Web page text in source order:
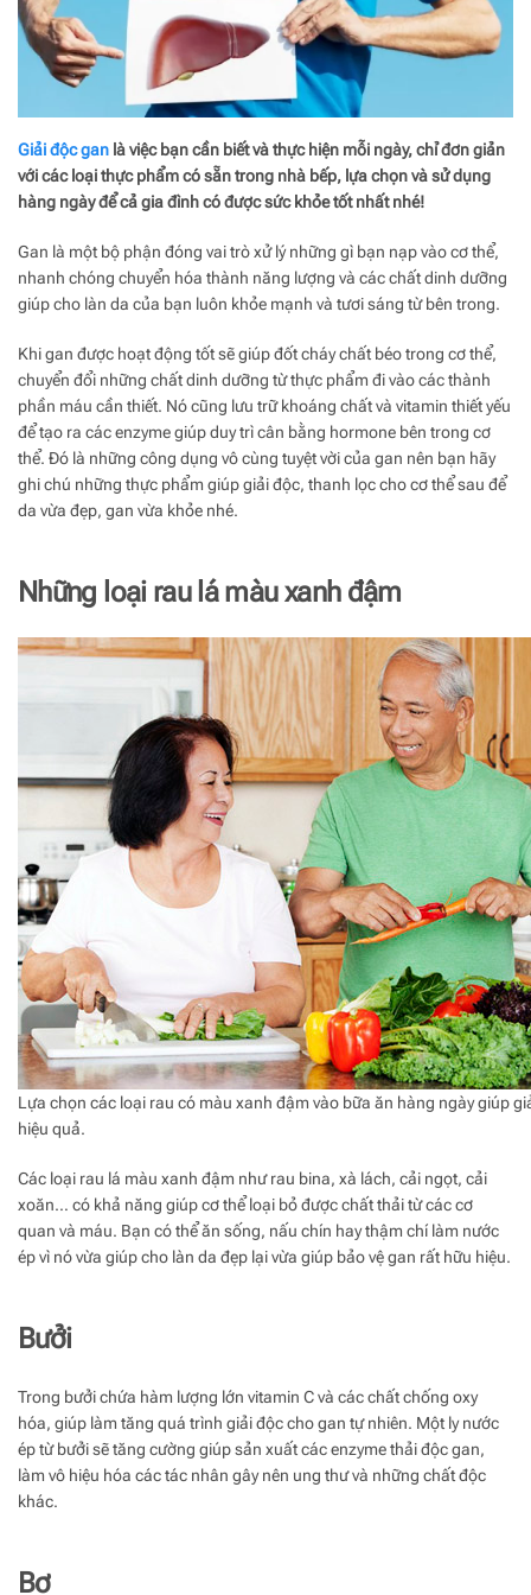
Giải độc gan là việc bạn cần biết và thực hiện mỗi ngày, chỉ đơn giản
với các loại thực phẩm có sẵn trong nhà bếp, lựa chọn và sử dụng
hàng ngày để cả gia đình có được sức khỏe tốt nhất nhé!
Gan là một bộ phận đóng vai trò xử lý những gì bạn nạp vào cơ thể,
nhanh chóng chuyển hóa thành năng lượng và các chất dinh dưỡng
giúp cho làn da của bạn luôn khỏe mạnh và tươi sáng từ bên trong.
Khi gan được hoạt động tốt sẽ giúp đốt cháy chất béo trong cơ thể,
chuyển đổi những chất dinh dưỡng từ thực phẩm đi vào các thành
phần máu cần thiết. Nó cũng lưu trữ khoáng chất và vitamin thiết yếu
để tạo ra các enzyme giúp duy trì cân bằng hormone bên trong cơ
thể. Đó là những công dụng vô cùng tuyệt vời của gan nên bạn hãy
ghi chú những thực phẩm giúp giải độc, thanh lọc cho cơ thể sau để
da vừa đẹp, gan vừa khỏe nhé.
Những loại rau lá màu xanh đậm
Lựa chọn các loại rau có màu xanh đậm vào bữa ăn hàng ngày giúp
hiệu quả.
Các loại rau lá màu xanh đậm như rau bina, xà lách, cải ngọt, cải
xoăn… có khả năng giúp cơ thể loại bỏ được chất thải từ các cơ
quan và máu. Bạn có thể ăn sống, nấu chín hay thậm chí làm nước
ép vì nó vừa giúp cho làn da đẹp lại vừa giúp bảo vệ gan rất hữu hiệu.
Bưởi
Trong bưởi chứa hàm lượng lớn vitamin C và các chất chống oxy
hóa, giúp làm tăng quá trình giải độc cho gan tự nhiên. Một ly nước
ép từ bưởi sẽ tăng cường giúp sản xuất các enzyme thải độc gan,
làm vô hiệu hóa các tác nhân gây nên ung thư và những chất độc
khác.
Bơ